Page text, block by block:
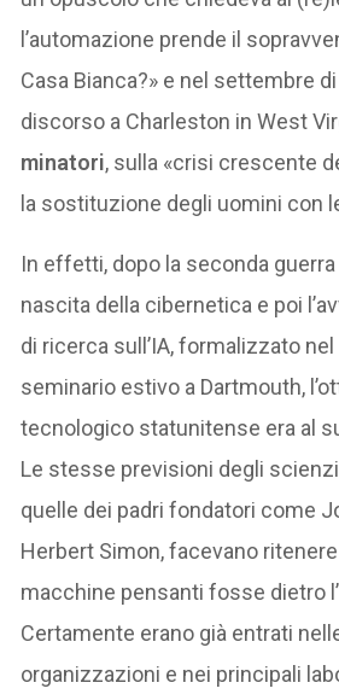
l’automazione prende il
Casa Bianca?» e nel settembre
discorso a Charleston in West
minatori, sulla «crisi crescente
la sostituzione degli uomini con
In effetti, dopo la seconda
nascita della cibernetica e poi
di ricerca sull’IA, formalizzato
seminario estivo a Dartmouth,
tecnologico statunitense era al
Le stesse previsioni degli
quelle dei padri fondatori come
Herbert Simon, facevano ritenere
macchine pensanti fosse dietro
Certamente erano già entrati
organizzazioni e nei principali